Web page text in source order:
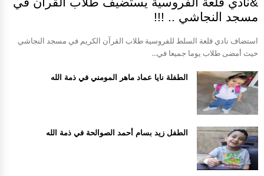
مسجد النجاشي .. !!!
استضاف نادي قلعة السلط للفروسية طلاب القرآن الكريم في مسجد النجاشي
حيث أمضى طلاب يوما جميعا في...
الطفلة نايا عماد ماهر المومني في ذمة الله
الطفل زيد بسام أحمد الصوالحة في ذمة الله